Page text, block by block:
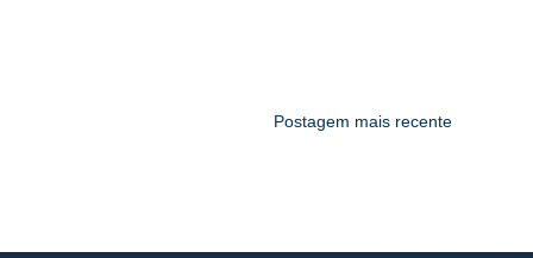
Postagem mais recente